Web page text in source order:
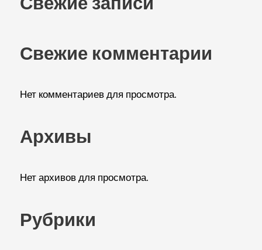
Свежие комментарии
Нет комментариев для просмотра.
Архивы
Нет архивов для просмотра.
Рубрики